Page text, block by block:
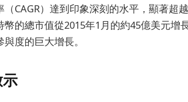
CAGR）達到印象深刻的水平，顯著超
的總市值從2015年1月的約45億美元增
度的巨大增長。